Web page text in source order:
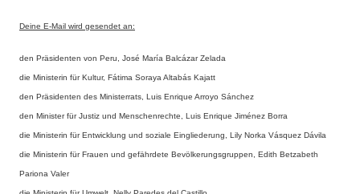
Deine E-Mail wird gesendet an:
den Präsidenten von Peru, José María Balcázar Zelada
die Ministerin für Kultur, Fátima Soraya Altabás Kajatt
den Präsidenten des Ministerrats, Luis Enrique Arroyo Sánchez
den Minister für Justiz und Menschenrechte, Luis Enrique Jiménez Borra
die Ministerin für Entwicklung und soziale Eingliederung, Lily Norka Vásquez Dávila
die Ministerin für Frauen und gefährdete Bevölkerungsgruppen, Edith Betzabeth
Pariona Valer